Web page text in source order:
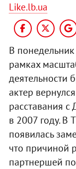
Like.lb.ua
В
рамках
деятельности
актер
расставания
в 2007 году. В
появилась
что причиной
партнершей